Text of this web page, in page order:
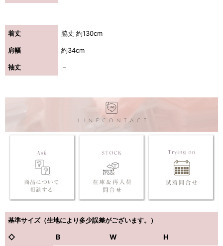
着丈 脇丈 約130cm
肩幅 約34cm
袖丈 －
基準サイズ（生地により多少誤差がございます。）
◇ B W
H